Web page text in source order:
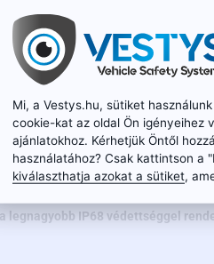
felvétel:
és belső lencséje üvegből készült
garantál.A kamera felveszi szinte
a minőségi optika és a modern
is (0,1 luxtól).
legnagyobb IP68 védettséggel
Mi, a Vestys.hu, sütiket
cookie-kat az oldal Ön igényeihez
ajánlatokhoz. Kérhetjük Öntől
használatához? Csak kattintson a
kiválaszthatja azokat a sütiket,